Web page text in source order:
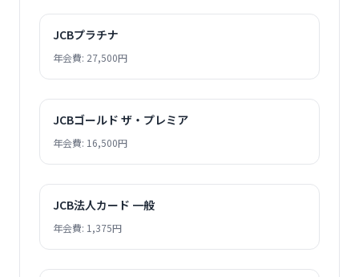
JCBプラチナ
年会費: 27,500円
JCBゴールド ザ・プレミア
年会費: 16,500円
JCB法人カード 一般
年会費: 1,375円